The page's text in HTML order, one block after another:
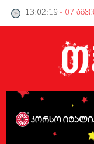
13:02:19 - 07